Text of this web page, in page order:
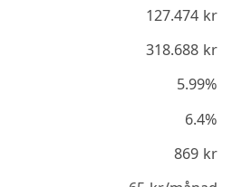
127.474kr
318.688kr
5.99%
6.4%
869kr